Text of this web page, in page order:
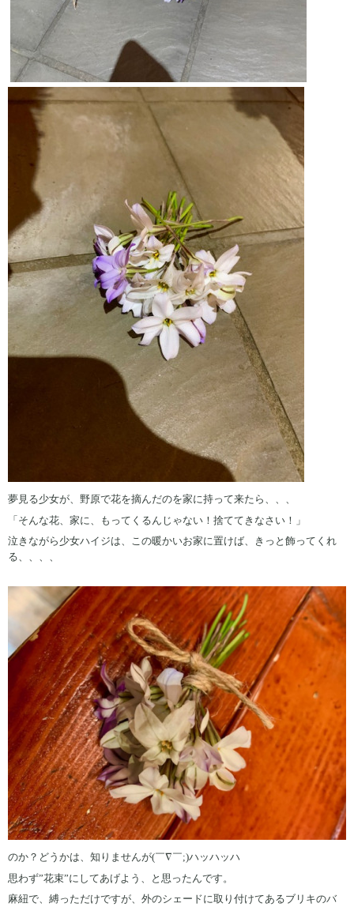
夢見る少女が、野原で花を摘んだのを家に持って来たら、、、
「そんな花、家に、もってくるんじゃない！捨ててきなさい！」
泣きながら少女ハイジは、この暖かいお家に置けば、きっと飾ってくれ
る、、、、
のか？どうかは、知りませんが(￣∇￣;)ハッハッハ
思わず”花束”にしてあげよう、と思ったんです。
麻紐で、縛っただけですが、外のシェードに取り付けてあるブリキのバ